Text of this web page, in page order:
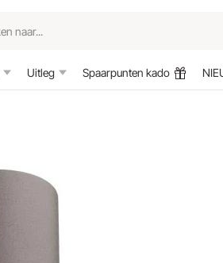
Uitleg Spaarpunten kado